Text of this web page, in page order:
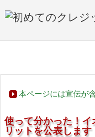
本ページには宣伝が
使って分かった！
リットを公表します